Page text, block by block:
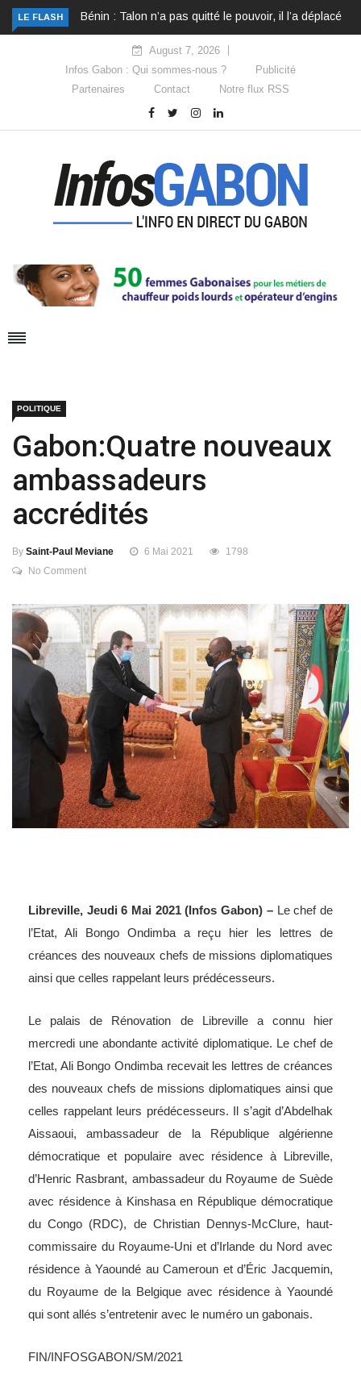
LE FLASH Bénin : Talon n’a pas quitté le pouvoir, il l’a déplacé
August 7, 2026
Infos Gabon : Qui sommes-nous ?
Publicité
Partenaires
Contact Notre flux RSS
POLITIQUE
Gabon:Quatre nouveaux
ambassadeurs
accrédités
By Saint-Paul Meviane 6 Mai 2021
1798
No Comment
Libreville, Jeudi 6 Mai 2021 (Infos Gabon) –Le chef de
l’Etat, Ali Bongo Ondimba a reçu hier les lettres de
créances des nouveaux chefs de missions diplomatiques
ainsi que celles rappelant leurs prédécesseurs.
Le palais de Rénovation de Libreville a connu hier
mercredi une abondante activité diplomatique. Le chef de
l’Etat, Ali Bongo Ondimba recevait les lettres de créances
des nouveaux chefs de missions diplomatiques ainsi que
celles rappelant leurs prédécesseurs. Il s’agit d’Abdelhak
Aissaoui, ambassadeur de la République algérienne
démocratique et populaire avec résidence à Libreville,
d’Henric Rasbrant, ambassadeur du Royaume de Suède
avec résidence à Kinshasa en République démocratique
du Congo (RDC), de Christian Dennys-McClure, haut-
commissaire du Royaume-Uni et d’Irlande du Nord avec
résidence à Yaoundé au Cameroun et d’Éric Jacquemin,
du Royaume de la Belgique avec résidence à Yaoundé
qui sont allés s’entretenir avec le numéro un gabonais.
FIN/INFOSGABON/SM/2021